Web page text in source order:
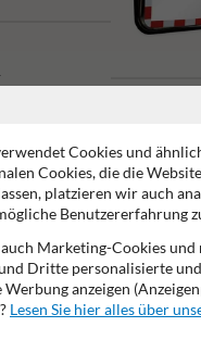
Frage an
Cookies und
Cookies, die die
platzieren wir auch
Benutzererfahrung
Marketing-Cookies und
Dritte personalisierte
anzeigen
Lesen Sie hier alles über